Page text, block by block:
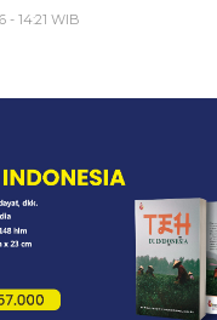
- 14:21 WIB